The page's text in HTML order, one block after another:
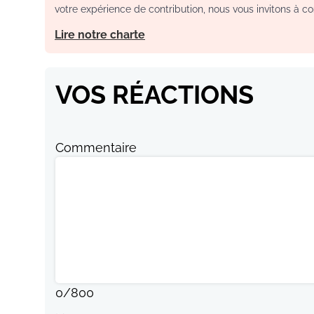
votre expérience de contribution, nous vous invitons à
Lire notre charte
VOS RÉACTIONS
Commentaire
0/800